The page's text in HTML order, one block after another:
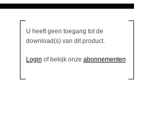
U heeft geen toegang tot de
download(s) van dit product.
Login of bekijk onze abonnementen